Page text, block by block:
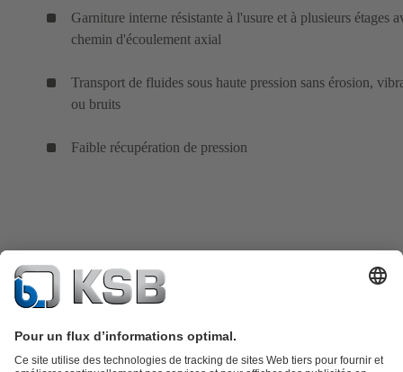
Garniture interne résistante à l'usure et à plusieurs étages
chemin d'écoulement axial
Transport de fluides sous haute pression sans érosion,
ou bruits
Faible récupération de pression